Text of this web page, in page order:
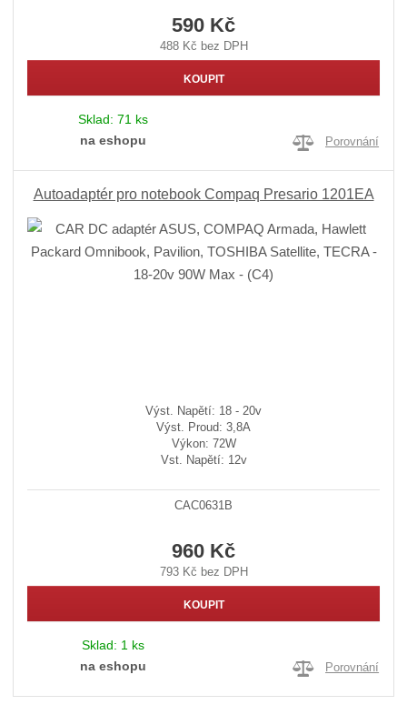
590 Kč
488 Kč bez DPH
KOUPIT
Sklad: 71 ks
na eshopu
Porovnání
Autoadaptér pro notebook Compaq Presario 1201EA
Výst. Napětí: 18 - 20v
Výst. Proud: 3,8A
Výkon: 72W
Vst. Napětí: 12v
CAC0631B
960 Kč
793 Kč bez DPH
KOUPIT
Sklad: 1 ks
na eshopu
Porovnání